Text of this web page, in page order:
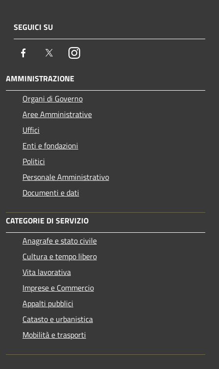
SEGUICI SU
Facebook TwitterInstagram
AMMINISTRAZIONE
Organi di Governo
Aree Amministrative
Uffici
Enti e fondazioni
Politici
Personale Amministrativo
Documenti e dati
CATEGORIE DI SERVIZIO
Anagrafe e stato civile
Cultura e tempo libero
Vita lavorativa
Imprese e Commercio
Appalti pubblici
Catasto e urbanistica
Mobilità e trasporti